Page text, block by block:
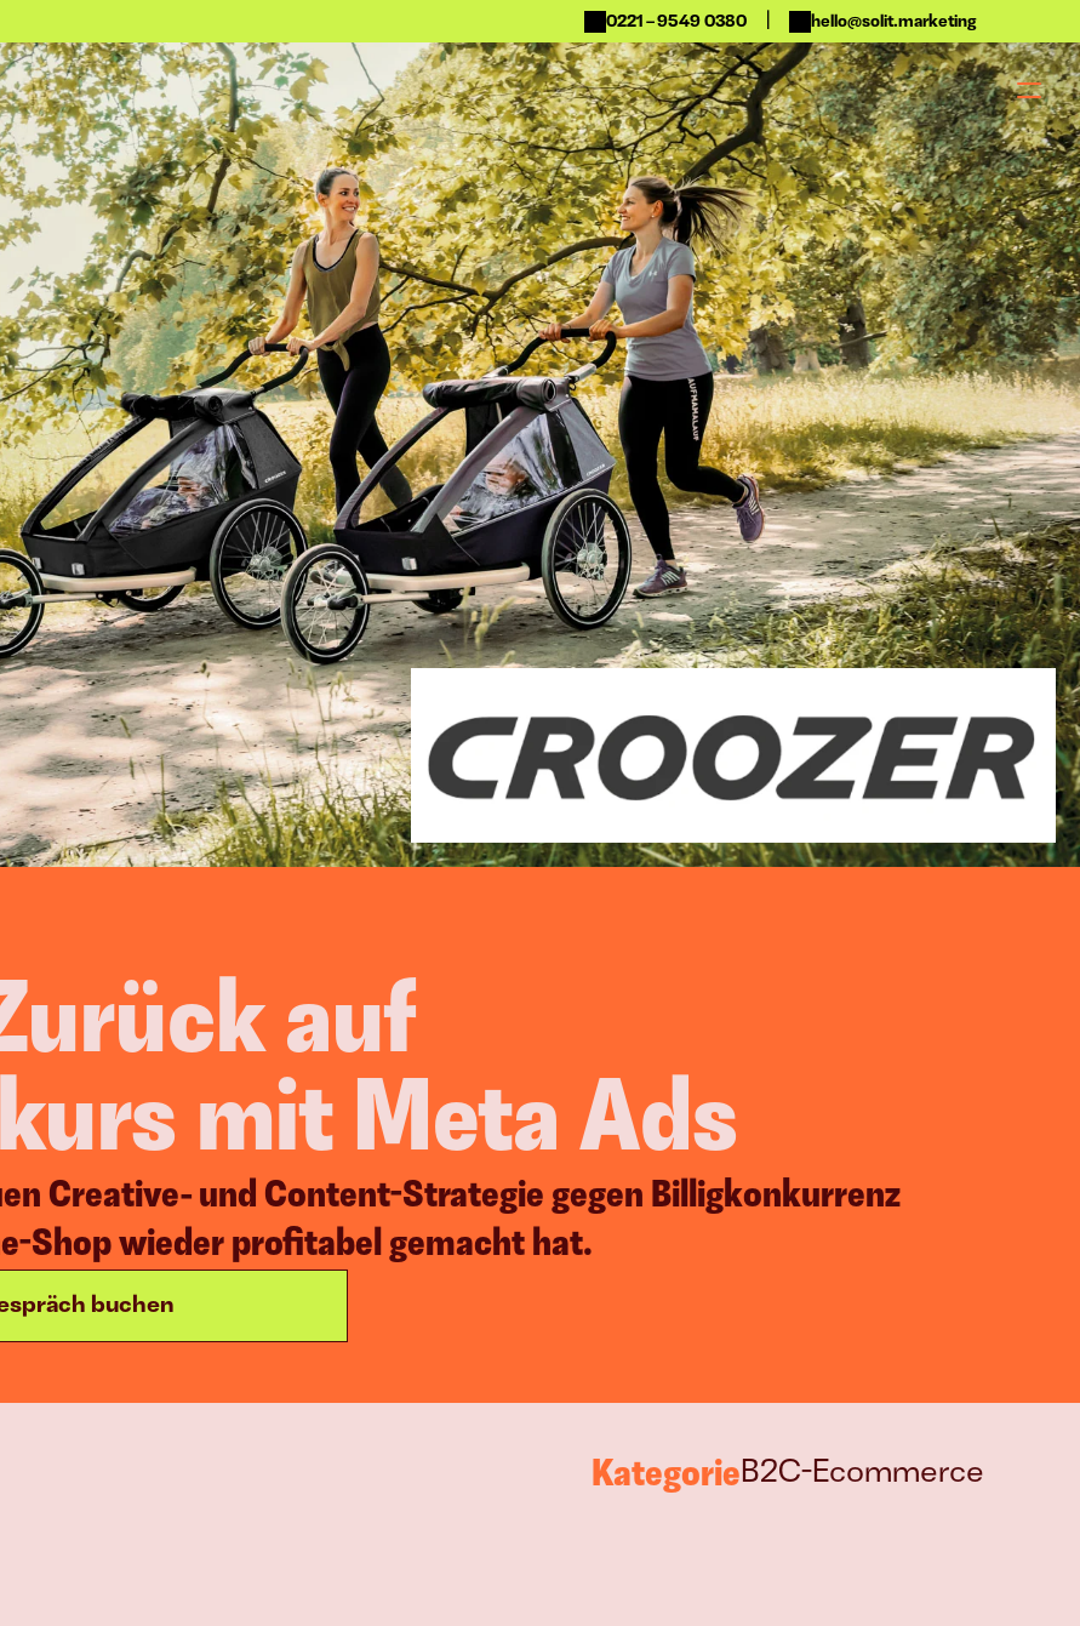
0221 – 9549 0380 hello@solit.marketing
Content Creation
Social Media Content
Video Content
Corporate Blogging
Events & Moderation
Supperclub & Dinner
Events
Moderation / Show-
Cooking
Analyse
Dashboard &
Reportings
Tracking Setup
Google Analytics 4
Systemen treiben wir Euer Wachstum.
B2B-Leads & Kunden
Mehr Aufträge
generieren
Mehr Produkt
verkaufen
KI als System
Strukturierter Einsatz mit klarer
Wirkung
auf
mit Meta Ads
Creative- und Content-Strategie gegen Billigkonkurrenz
Shop wieder profitabel gemacht hat.
buchen
KategorieB2C-Ecommerce